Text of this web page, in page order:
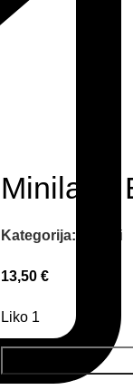
Miniland
Kategorija: Žaislai
13,50 €
Liko 1